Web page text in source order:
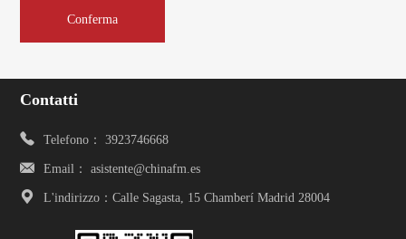
Contatti
Telefono： 3923746668
Email： asistente@chinafm.es
L'indirizzo：Calle Sagasta, 15 Chamberí Madrid 28004